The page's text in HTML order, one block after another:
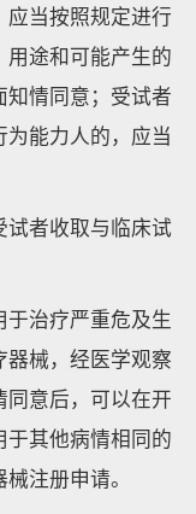
当按照规定进行
途和可能产生的
情同意；受试者
能力人的，应当
者收取与临床试
治疗严重危及生
械，经医学观察
意后，可以在开
其他病情相同的
注册申请。